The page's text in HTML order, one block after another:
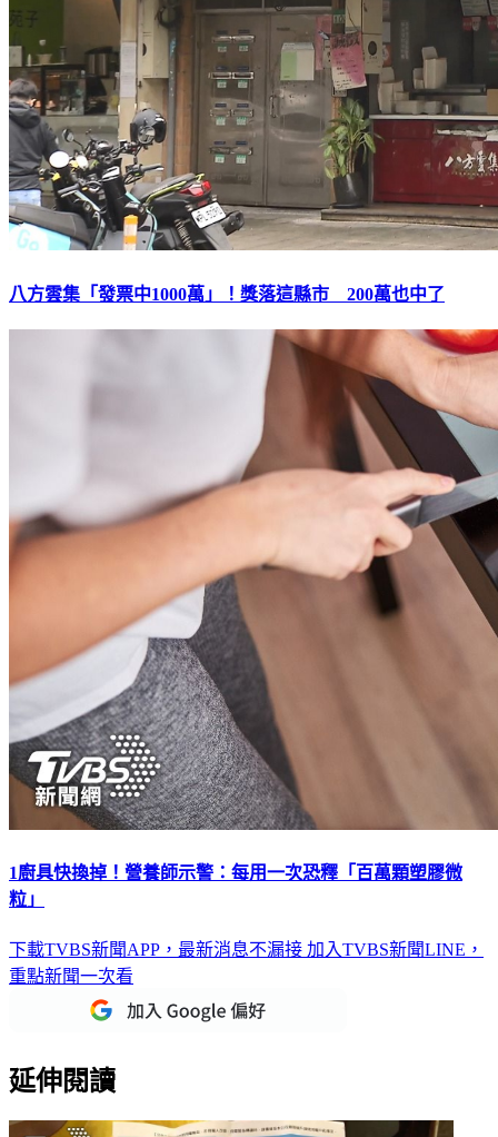
八方雲集「發票中1000萬」！獎落這縣市 200萬也中了
1廚具快換掉！營養師示警：每用一次恐釋「百萬顆塑膠微
粒」
下載TVBS新聞APP，最新消息不漏接 加入TVBS新聞LINE，
重點新聞一次看
延伸閱讀